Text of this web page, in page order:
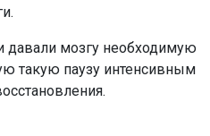
давали мозгу необходимую
такую паузу интенсивным